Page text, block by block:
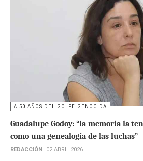
A 50 AÑOS DEL GOLPE GENOCIDA
Guadalupe Godoy: “la memoria la
como una genealogía de las luchas”
REDACCIÓN 02 ABRIL 2026